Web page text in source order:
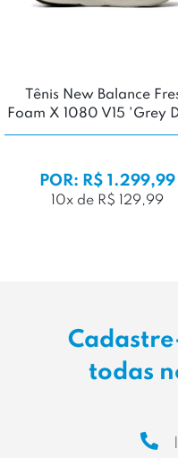
Tênis New Balance
Foam X 1080 V15 'Grey
POR: R$ 1.299,99
10x de R$ 129,99
todas